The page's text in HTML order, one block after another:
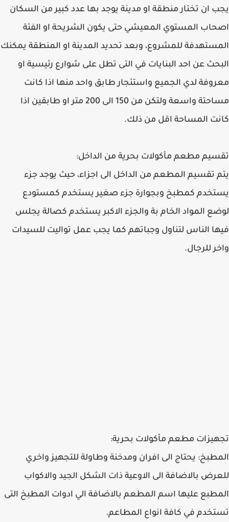
يجب ان تختار منطقة او مدينة يوجد بها عدد كبير من السكان
اصحاب المستوي المعيشي حتى يكون الشريحة او الفئة
المستهدفة للمشروع، وبعد تحديد المدينة او المنطقة يمكنك
البحث عن احد البنايات في التى تطل على شوارع رئيسية او
معروفة لدي الجميع واستئجار طابق واحد منها اذا كانت
مساحتة واسعة ولتكن من 150 الى 200 متر او طابقين اذا
كانت المساحة اقل من ذلك.
تقسيم مطعم مأكولات بحرية من الداخل:
يتم تقسيم المطعم من الداخل الى اجزاء، حيث يوجد جزء
يستخدم كمطبخ وبجوارة جزء صغير يستخدم كمستودع
لوضع المواد الخام بة والجزء الاكبر يستخدم كصالة يجلس
فيها الناس لتناول وجباتهم كما يجب عمل تواليت للسيدات
واخر للرجال.
تجهيزات مطعم مأكولات بحرية:
المطبخ: يحتاج الى افران ومدخنة وطاولة للتجهيز واخري
للعرض بالاضافة الى الاوعية ذات الشكل الجيد والاكواب
المطبع عليها اسم المطعم بالاضافة الي ادوات المطبخ التى
تستخدم في كافة انواع المطاعم.